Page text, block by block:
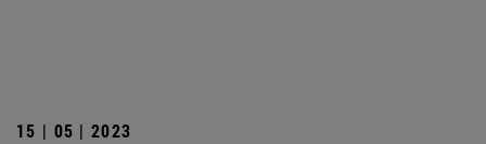
15 | 05 | 2023